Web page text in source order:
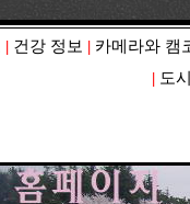
| 건강 정보 | 카메라와 캠
| 도